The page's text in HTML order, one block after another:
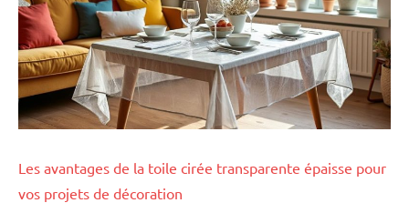
Les avantages de la toile cirée transparente épaisse pour
vos projets de décoration